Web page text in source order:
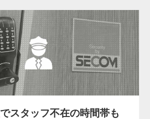
でスタッフ不在の時間帯も